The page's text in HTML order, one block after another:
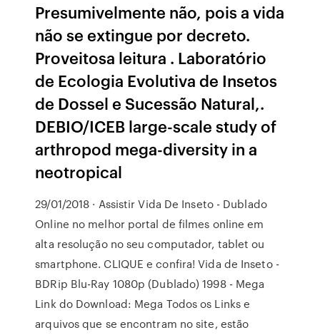
Presumivelmente não, pois a vida
não se extingue por decreto.
Proveitosa leitura . Laboratório
de Ecologia Evolutiva de Insetos
de Dossel e Sucessão Natural,.
DEBIO/ICEB large-scale study of
arthropod mega-diversity in a
neotropical
29/01/2018 · Assistir Vida De Inseto - Dublado
Online no melhor portal de filmes online em
alta resolução no seu computador, tablet ou
smartphone. CLIQUE e confira! Vida de Inseto -
BDRip Blu-Ray 1080p (Dublado) 1998 - Mega
Link do Download: Mega Todos os Links e
arquivos que se encontram no site, estão